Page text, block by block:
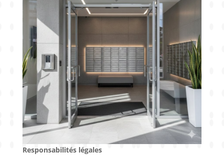
Responsabilités légales